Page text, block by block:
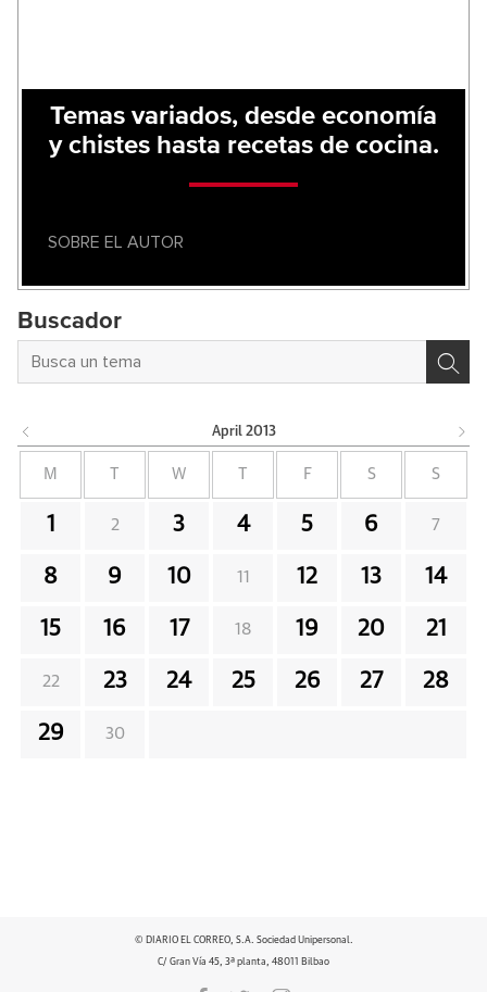
Temas variados, desde economía
y chistes hasta recetas de cocina.
SOBRE EL AUTOR
Buscador
April 2013
M W F S S
1 2 3 4 5 6 7
8 9 10 11 12 13 14
15 16 17 18 19 20 21
22 23 24 25 26 27 28
29 30
© DIARIO EL CORREO, S.A. Sociedad Unipersonal.
C/ Gran Vía 45, 3ª planta, 48011 Bilbao